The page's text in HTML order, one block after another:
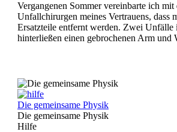
Vergangenen Sommer vereinbarte ich mit
Unfallchirurgen meines Vertrauens, dass
Ersatzteile entfernt werden. Zwei Unfälle
hinterließen einen gebrochenen Arm und
Die gemeinsame Physik
Die gemeinsame Physik
Hilfe